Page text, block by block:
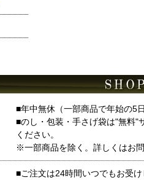
■年中無休（一部商品で年始の5
■のし・包装・手さげ袋は"無料"
ください。
※一部商品を除く。詳しくはお問
■ご注文は24時間いつでもお受け